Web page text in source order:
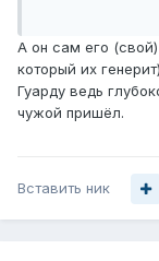
А он сам его
который их
Гуарду ведь
чужой пришёл.
Вставить ник